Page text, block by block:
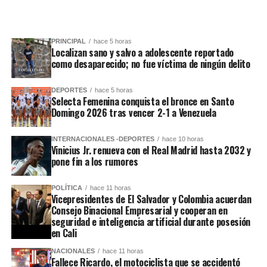
PRINCIPAL hace 5 horas
Localizan sano y salvo a adolescente reportado
como desaparecido; no fue víctima de ningún delito
DEPORTES hace 5 horas
Selecta Femenina conquista el bronce en Santo
Domingo 2026 tras vencer 2-1 a Venezuela
INTERNACIONALES -DEPORTES hace 10 horas
Vinicius Jr. renueva con el Real Madrid hasta 2032 y
pone fin a los rumores
POLÍTICA hace 11 horas
Vicepresidentes de El Salvador y Colombia acuerdan
Consejo Binacional Empresarial y cooperan en
seguridad e inteligencia artificial durante posesión
en Cali
NACIONALES hace 11 horas
Fallece Ricardo, el motociclista que se accidentó